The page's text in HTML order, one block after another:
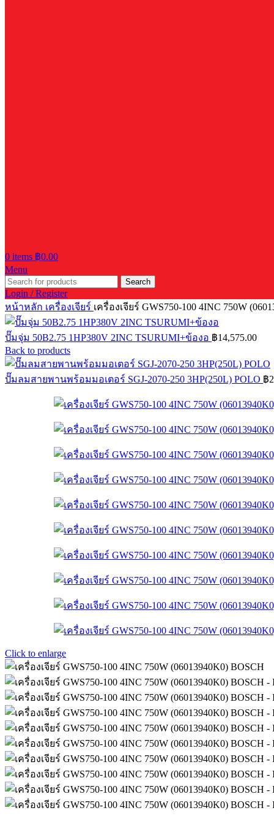
0 items ฿0.00
Menu
Search
Login / Register
หน้าหลัก เครื่องเจียร์ เครื่องเจียร์ GWS750-100 4INC 750W
ปั๊มจุ่ม 50B2.75 1HP380V 2INC TSURUMI+ข้องอ ฿14,575.00
Back to products
ปั๊มลมสายพานพร้อมมอเตอร์ SGJ-2070-250 3HP(250L) POLO ฿
Click to enlarge